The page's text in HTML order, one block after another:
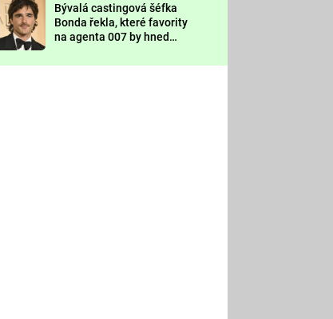
Sledujte nás
Bývalá castingová šéfka
Bonda řekla, které favority
na agenta 007 by hned